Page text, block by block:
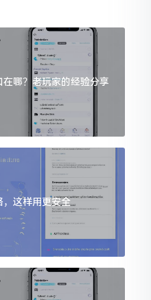
哪？老玩家的经验分享
这样用更安全